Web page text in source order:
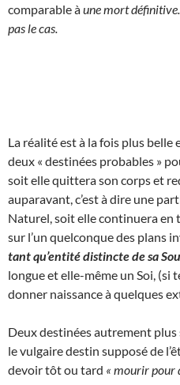
comparable àune mort définitive.
pas le cas.
La réalité est à la fois plus belle
deux « destinées probables »
soit elle quittera son corps et
auparavant, c’est à dire une
Naturel, soit elle continuera
sur l’un quelconque des plans
tant qu’entité distincte de sa
longue et elle-même un Soi, (si
donner naissance à quelques
Deux destinées autrement
le vulgaire destin supposé de
devoir tôt ou tard « mourir pour